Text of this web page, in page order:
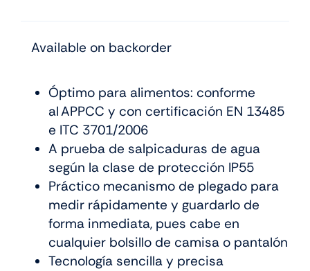
Available on backorder
Óptimo para alimentos: conforme
al APPCC y con certificación EN 13485
e ITC 3701/2006
A prueba de salpicaduras de agua
según la clase de protección IP55
Práctico mecanismo de plegado para
medir rápidamente y guardarlo de
forma inmediata, pues cabe en
cualquier bolsillo de camisa o pantalón
Tecnología sencilla y precisa